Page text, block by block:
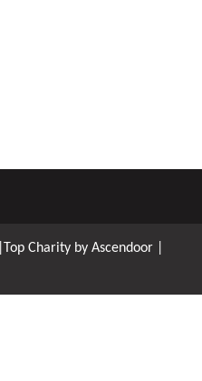
|Top Charity by Ascendoor